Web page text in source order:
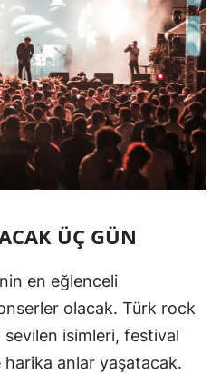
ÜÇ GÜN
en eğlenceli
olacak. Türk rock
isimleri, festival
anlar yaşatacak.